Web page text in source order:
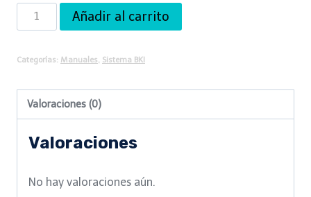
Manual
de
Dinámica
través
de
Personalidades
Añadir al carrito
Categorías: Manuales Sistema BKI
Valoraciones (0)
Valoraciones
No hay valoraciones aún.